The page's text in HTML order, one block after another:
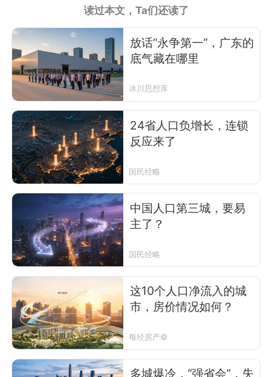
读过本文，Ta们还读了
放话“永争第一”，广东的
底气藏在哪里
冰川思想库
24省人口负增长，连锁
反应来了
国民经略
中国人口第三城，要易
主了？
国民经略
这10个人口净流入的城
市，房价情况如何？
每经房产©
多城爆冷，“强省会”，失